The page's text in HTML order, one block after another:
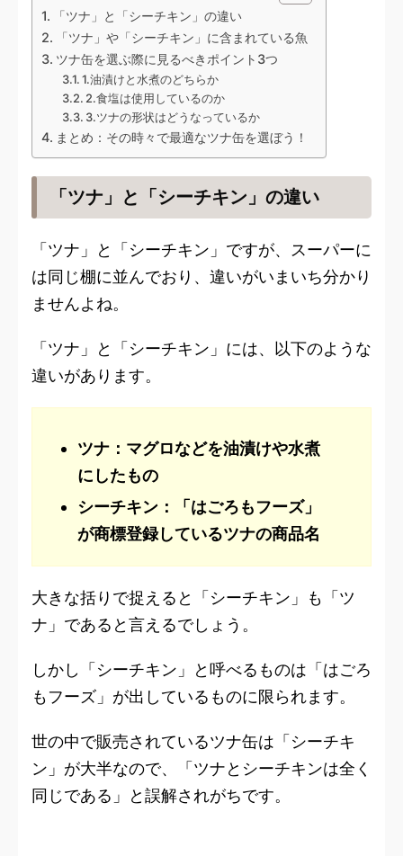
「ツナ」と「シーチキン」の違い
「ツナ」や「シーチキン」に含まれている魚
ツナ缶を選ぶ際に見るべきポイント3つ
1.油漬けと水煮のどちらか
2.食塩は使用しているのか
3.ツナの形状はどうなっているか
まとめ：その時々で最適なツナ缶を選ぼう！
「ツナ」と「シーチキン」の違い
「ツナ」と「シーチキン」ですが、スーパーに
は同じ棚に並んでおり、違いがいまいち分かり
ませんよね。
「ツナ」と「シーチキン」には、以下のような
違いがあります。
ツナ：マグロなどを油漬けや水煮
にしたもの
シーチキン：「はごろもフーズ」
が商標登録しているツナの商品名
大きな括りで捉えると「シーチキン」も「ツ
ナ」であると言えるでしょう。
しかし「シーチキン」と呼べるものは「はごろ
もフーズ」が出しているものに限られます。
世の中で販売されているツナ缶は「シーチキ
ン」が大半なので、「ツナとシーチキンは全く
同じである」と誤解されがちです。